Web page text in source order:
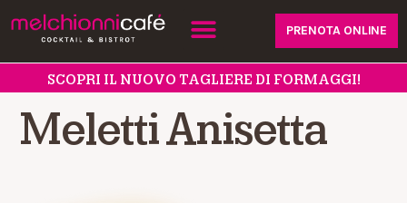
PRENOTA ONLINE
SCOPRI IL NUOVO TAGLIERE DI FORMAGGI!
Meletti Anisetta